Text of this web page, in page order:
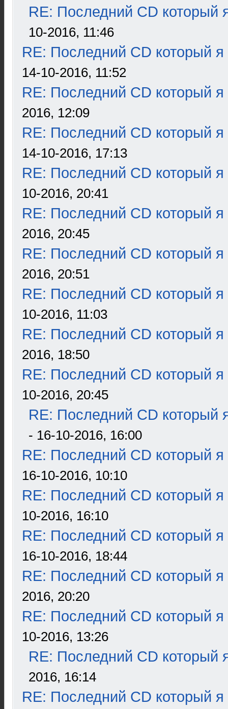
RE: Последний CD который
10-2016, 11:46
RE: Последний CD который я
14-10-2016, 11:52
RE: Последний CD который я
2016, 12:09
RE: Последний CD который я
14-10-2016, 17:13
RE: Последний CD который я
10-2016, 20:41
RE: Последний CD который я
2016, 20:45
RE: Последний CD который я
2016, 20:51
RE: Последний CD который я
10-2016, 11:03
RE: Последний CD который я
2016, 18:50
RE: Последний CD который я
10-2016, 20:45
RE: Последний CD который
- 16-10-2016, 16:00
RE: Последний CD который я
16-10-2016, 10:10
RE: Последний CD который я
10-2016, 16:10
RE: Последний CD который я
16-10-2016, 18:44
RE: Последний CD который я
2016, 20:20
RE: Последний CD который я
10-2016, 13:26
RE: Последний CD который
2016, 16:14
RE: Последний CD который я